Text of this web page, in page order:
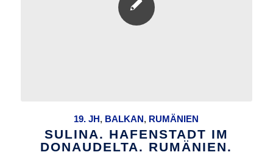
19. JH, BALKAN, RUMÄNIEN
SULINA. HAFENSTADT IM
DONAUDELTA. RUMÄNIEN.